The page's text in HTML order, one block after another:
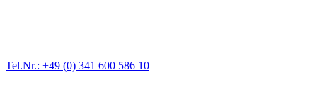
Tel.Nr.: +49 (0) 341 600 586 10